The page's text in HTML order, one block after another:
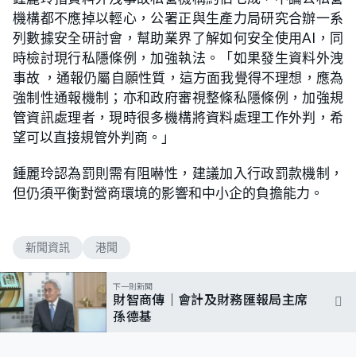
機構都不應掉以輕心，公署正與生產力局研究合辦一系
列數據安全研討會，幫助業界了解如何安全使用AI，同
時檢討現行私隱條例，加強執法。「如果發生資料外洩
事故 ，通報仍屬自願性質，這方面我覺得不理想，應為
強制性通報機制；亦和政府審視整條私隱條例，加強規
管資訊處理者，現時很多機構將資料處理工作外判，希
望可以直接規管外判商。」
鍾麗玲認為罰則需有阻嚇性，建議加入行政罰款機制，
但仍須平衡對營商環境的影響和中小企的負擔能力。
新聞資訊 港聞
下一則新聞
財智商傳｜會計及財務匯報局主席
孫德基